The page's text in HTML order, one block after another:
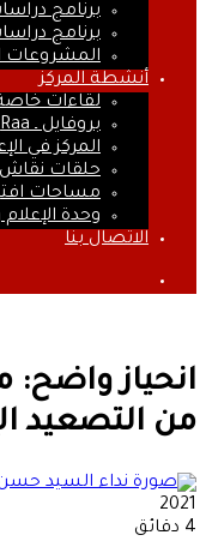
برنامج
برنامج
المشروعات
أنشطة المركز
لقاءات
بروفايل ـ Raa
المركز في
حلقات نقاش
مساحات
وحدة
الاتصال بنا
انحياز واضح:
من التصعيد
2021
4 دقائق